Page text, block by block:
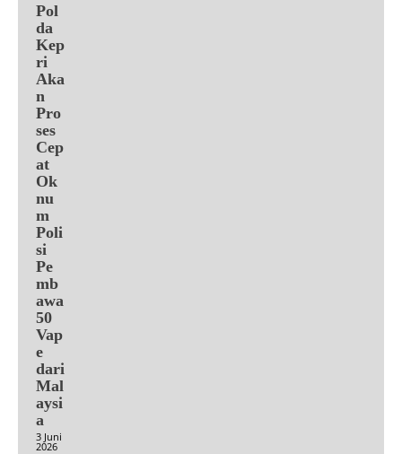
Pol
da
Kep
ri
Aka
n
Pro
ses
Cep
at
Ok
nu
m
Poli
si
Pe
mb
awa
50
Vap
e
dari
Mal
aysi
a
3 Juni
2026